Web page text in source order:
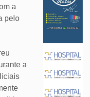
a
pelo
a